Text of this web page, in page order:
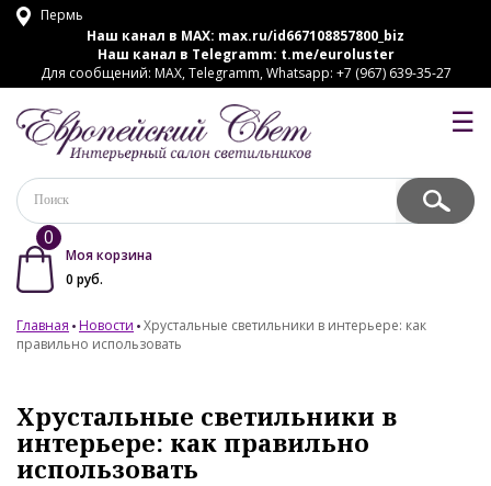
Пермь
Наш канал в MAX: max.ru/id667108857800_biz
Наш канал в Telegramm: t.me/euroluster
Для сообщений: MAX, Telegramm, Whatsapp: +7 (967) 639-35-27
☰
0
Моя корзина
0 руб.
Главная Новости Хрустальные светильники в интерьере: как
правильно использовать
Хрустальные светильники в
интерьере: как правильно
использовать